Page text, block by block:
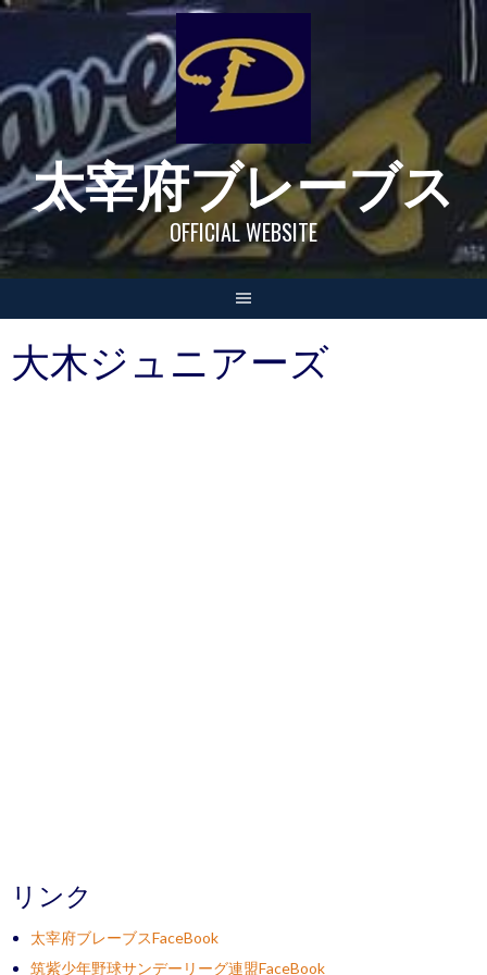
Skip
content
太宰府ブレーブス
OFFICIAL WEBSITE
大木ジュニアーズ
リンク
太宰府ブレーブスFaceBook
筑紫少年野球サンデーリーグ連盟FaceBook